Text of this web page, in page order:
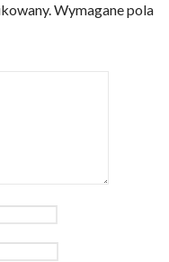
Wymagane pola